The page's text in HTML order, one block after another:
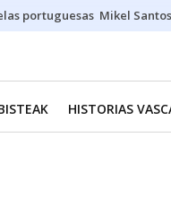
portuguesas Mikel Santos
HISTORIAS